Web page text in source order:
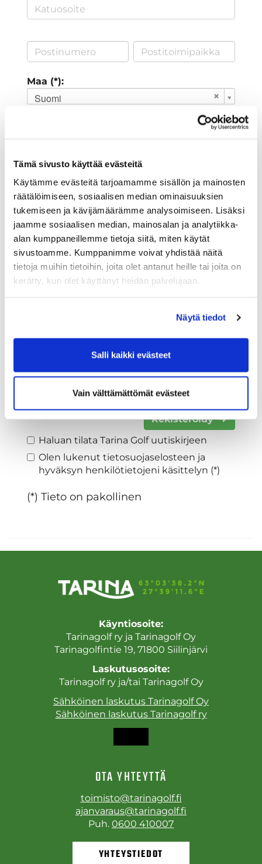
Tämä sivusto käyttää evästeitä
Käytämme evästeitä tarjoamamme sisällön ja mainosten
räätälöimiseen, sosiaalisen median ominaisuuksien
tukemiseen ja kävijämäärämme analysoimiseen. Lisäksi
jaamme sosiaalisen median, mainosalan ja analytiikka-
alan kumppaneillemme tietoja siitä, miten käytät
sivustoamme. Kumppanimme voivat yhdistää näitä
tietoja muihin tietoihin, joita olet antanut heille tai joita on
kerätty, kun olet käyttänyt heidän palvelujaan.
Näytä tiedot
Salli kaikki evästeet
Vain välttämättömät evästeet
Maa (*):
Suomi
Jäsennumero:
Lisätiedot
Syntymäaika: (*)
Sukupuoli:
Rekisteröidy
Haluan tilata Tarina Golf uutiskirjeen
Olen lukenut tietosuojaselosteen ja
hyväksyn henkilötietojeni käsittelyn (*)
(*) Tieto on pakollinen
Käyntiosoite:
Tarinagolf ry ja Tarinagolf Oy
Tarinagolfintie 19, 71800 Siilinjärvi
Laskutusosoite:
Tarinagolf ry ja/tai Tarinagolf Oy
Sähköinen laskutus Tarinagolf Oy
Sähköinen laskutus Tarinagolf ry
OTA YHTEYTTÄ
toimisto@tarinagolf.fi
ajanvaraus@tarinagolf.fi
Puh. 0600 410007
YHTEYSTIEDOT